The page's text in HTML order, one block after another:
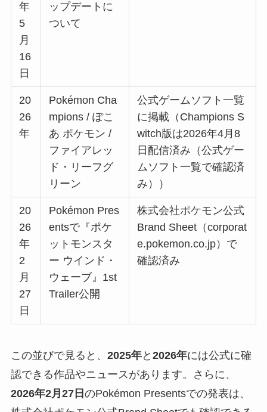
年
5
月
16
日
ップデートに
ついて
20
26
年
Pokémon Cha
mpions / ぽこ
あ ポケモン /
ファイアレッ
ド・リーフグ
リーン
公式ゲームソフト一覧
に掲載（Champions S
witch版は2026年4月8
日配信済み（公式ゲー
ムソフト一覧で確認済
み））
20
26
年
2
月
27
日
Pokémon Pres
entsで『ポケ
ットモンスタ
ー ウインド・
ウェーブ』1st
Trailer公開
株式会社ポケモン公式
Brand Sheet（corporat
e.pokemon.co.jp）で
確認済み
この並びで見ると、 2025年と 2026年には公式に確
認できる作品やニュースがあります。さらに、
2026年2月27日 のPokémon Presentsでの発表は、